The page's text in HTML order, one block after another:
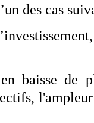
des cas
baisse de